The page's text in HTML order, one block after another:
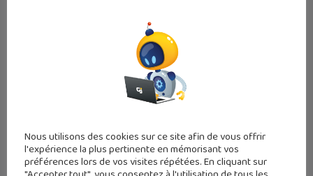
Nous utilisons des cookies sur ce site afin de vous offrir
l'expérience la plus pertinente en mémorisant vos
préférences lors de vos visites répétées. En cliquant sur